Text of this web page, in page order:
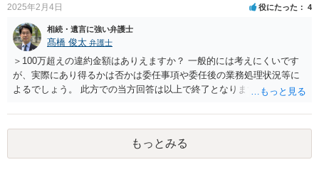
2025年2月4日 役にたった 4
相続・遺言に強い弁護士
髙橋 俊太 弁護士
＞100万超えの違約金額はありえますか？ 一般的には考えにくいです
が、実際にあり得るかは否かは委任事項や委任後の業務処理状況等に
よるでしょう。 此方での当方回答は以上で終了となりますが、参考に
もっとみる